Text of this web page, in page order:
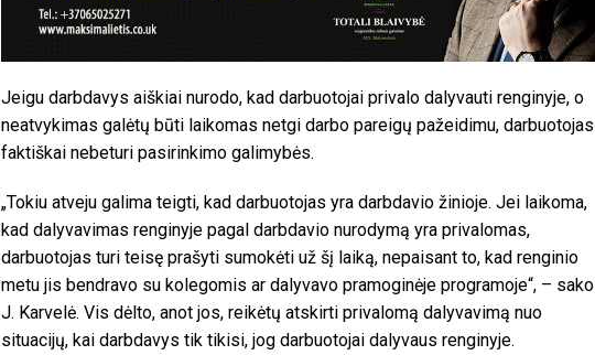
Jeigu darbdavys aiškiai nurodo, kad darbuotojai privalo dalyvauti renginyje, o
neatvykimas galėtų būti laikomas netgi darbo pareigų pažeidimu, darbuotojas
faktiškai nebeturi pasirinkimo galimybės.
„Tokiu atveju galima teigti, kad darbuotojas yra darbdavio žinioje. Jei laikoma,
kad dalyvavimas renginyje pagal darbdavio nurodymą yra privalomas,
darbuotojas turi teisę prašyti sumokėti už šį laiką, nepaisant to, kad renginio
metu jis bendravo su kolegomis ar dalyvavo pramoginėje programoje“, – sako
J. Karvelė. Vis dėlto, anot jos, reikėtų atskirti privalomą dalyvavimą nuo
situacijų, kai darbdavys tik tikisi, jog darbuotojai dalyvaus renginyje.